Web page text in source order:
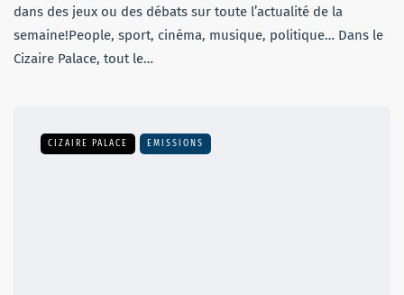
dans des jeux ou des débats sur toute l’actualité de la
semaine!People, sport, cinéma, musique, politique… Dans le
Cizaire Palace, tout le…
CIZAIRE PALACE EMISSIONS